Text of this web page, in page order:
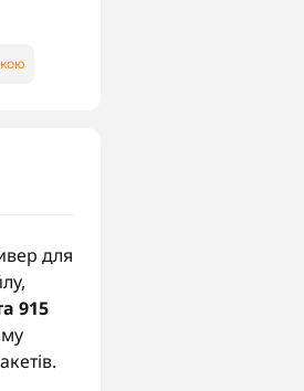
для
915